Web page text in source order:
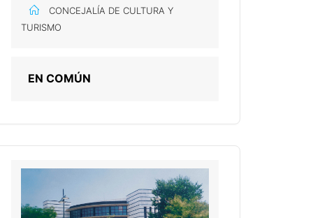
CONCEJALÍA DE CULTURA Y
TURISMO
EN COMÚN